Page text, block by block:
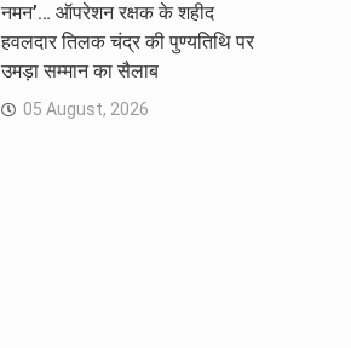
नमन’… ऑपरेशन रक्षक के शहीद
हवलदार तिलक चंद्र की पुण्यतिथि पर
उमड़ा सम्मान का सैलाब
05 August, 2026